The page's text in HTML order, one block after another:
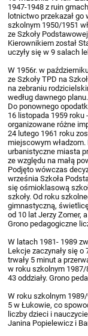
1947-1948 z ruin
lotnictwo przekazał
szkolnym 1950/1951
ze Szkoły
Kierownikiem został
uczyły się w 9 salach
W 1956r. w
ze Szkoły TPD na
na zebraniu
według dawnego
Do ponownego
16 listopada 1959 roku
organizowane różne
24 lutego 1961 roku
miejscowym władzom.
urbanistyczne miasta
ze względu na małą
Podjęto wówczas
września Szkoła
się ośmioklasową
szkoły. Od roku
gimnastyczną,
od 10 lat Jerzy Zomer,
Grono pedagogiczne
W latach 1981- 1989
Lekcje zaczynały się o
trwały 5 minut a
w roku szkolnym 1987/
43 oddziały. Grono
W roku szkolnym
5 w Łukowie, co
liczby dzieci i
Janina Popielewicz i